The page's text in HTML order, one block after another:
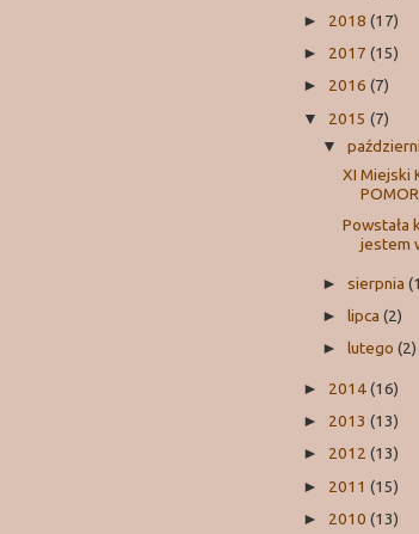
► 2018 (17)
► 2017 (15)
► 2016 (7)
▼ 2015 (7)
▼
XI Miejski
Powstała
jestem
►sierpnia
►lipca(2)
►lutego(2)
► 2014(16)
► 2013 (13)
► 2012 (13)
► 2011 (15)
► 2010 (13)